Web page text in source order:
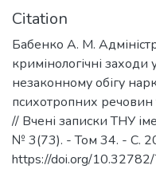
Citation
Бабенко А. М.
кримінологічні заходи
незаконному обігу
психотропних
// Вчені записки ТНУ
№ 3(73). - Том 34. - С.
https://doi.org/